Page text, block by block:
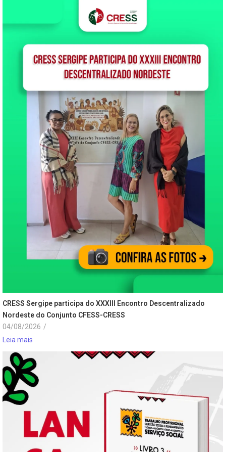
CRESS Sergipe participa do XXXIII Encontro Descentralizado
Nordeste do Conjunto CFESS-CRESS
04/08/2026 /
Leia mais